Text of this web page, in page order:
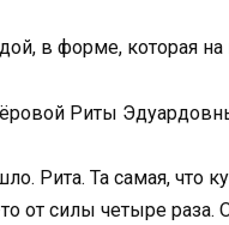
в форме, которая
Риты
Рита. Та самая, что
от силы четыре раза.